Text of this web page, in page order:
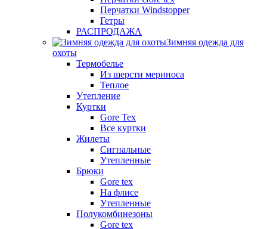
Перчатки Windstopper
Гетры
РАСПРОДАЖА
Зимняя одежда для
охоты
Термобелье
Из шерсти мериноса
Теплое
Утепление
Куртки
Gore Tex
Все куртки
Жилеты
Сигнальные
Утепленные
Брюки
Gore tex
На флисе
Утепленные
Полукомбинезоны
Gore tex